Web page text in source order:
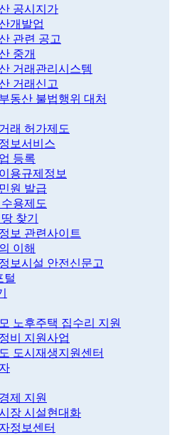
공시지가
개발업
관련 공고
중개
거래관리시스템
거래신고
동산 불법행위 대처
래 허가제도
보서비스
등록
용규제정보
원 발급
수용제도
찾기
보 관련사이트
이해
보시설 안전신문고
털
노후주택 집수리 지원
비 지원사업
도시재생지원센터
제 지원
장 시설현대화
정보센터